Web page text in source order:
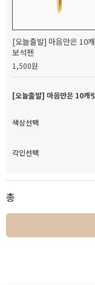
[오늘출발] 마음만은 10
보석펜
1,500원
[오늘출발] 마음만은 10캐
색상선택
각인선택
총